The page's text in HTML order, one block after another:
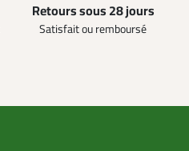
Retours sous 28 jours
Satisfait ou remboursé